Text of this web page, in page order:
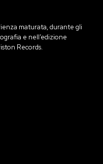
maturata, durante gli
e nell’edizione
Records.